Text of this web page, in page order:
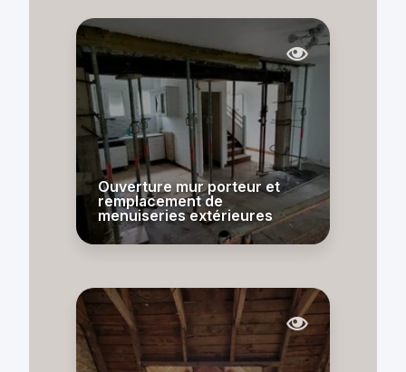
Ouverture mur porteur et
remplacement de
menuiseries extérieures